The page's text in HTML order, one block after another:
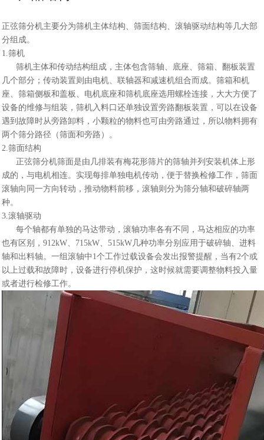
正弦筛分机主要分为筛机主体结构、筛面结构、滚轴驱动结构等几大部
分组成。
1.筛机
筛机主体和传动结构组成，主体包含筛轴、底座、筛箱、翻板装置
几个部分；传动装置则由电机、联轴器和减速机组合而成。筛箱和机
座、筛箱侧板和盖板、电机底座和筛机底座选用螺栓连接，大大方便了
设备的维修与组装，筛机入料口还单独设置旁路翻板装置，可以在设备
遇到故障时从旁路卸料，小颗粒的物料也可由旁路通过，所以物料拥有
两个筛分路径（筛面和旁路）。
2.筛面结构
正弦筛分机筛面是由几排装有梅花形筛片的筛轴并列安装机体上形
成的，与电机相连。实现每排单独电机传动，便于替换检修工作，筛面
滚轴向同一方向转动，推动物料前移，滚轴则分为筛分轴和破碎轴两
种。
3.滚轴驱动
每个轴都有单独的马达带动，滚轴功率各有不同，马达相应的功率
也有区别，912kW、715kW、515kW几种功率分别应用于破碎轴、进料
轴和出料轴。一组滚轴中1个工作过载设备会发出报警提醒，当有2个或
以上过载和故障时，设备进行停机保护，这时候就需要调整物料投入量
或者进行检修工作。